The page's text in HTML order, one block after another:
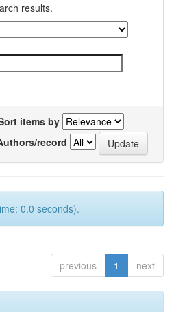
results.
items by
record
0.0 seconds).
previous 1 next